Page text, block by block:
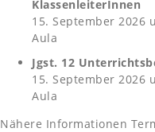
KlassenleiterInnen
15. September 2026
Aula
Jgst. 12
15. September 2026
Aula
Nähere Informationen